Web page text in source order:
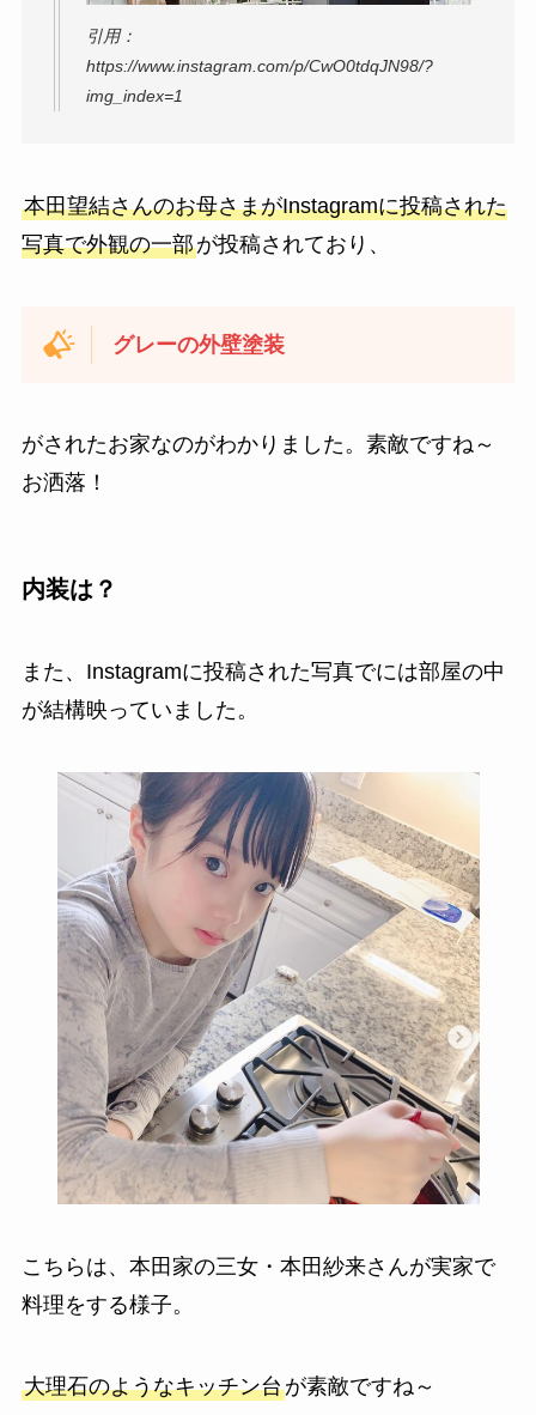
引用：
https://www.instagram.com/p/CwO0tdqJN98/?
img_index=1
本田望結さんのお母さまがInstagramに投稿された
写真で外観の一部が投稿されており、
グレーの外壁塗装
がされたお家なのがわかりました。素敵ですね～
お洒落！
内装は？
また、Instagramに投稿された写真でには部屋の中
が結構映っていました。
こちらは、本田家の三女・本田紗来さんが実家で
料理をする様子。
大理石のようなキッチン台が素敵ですね～